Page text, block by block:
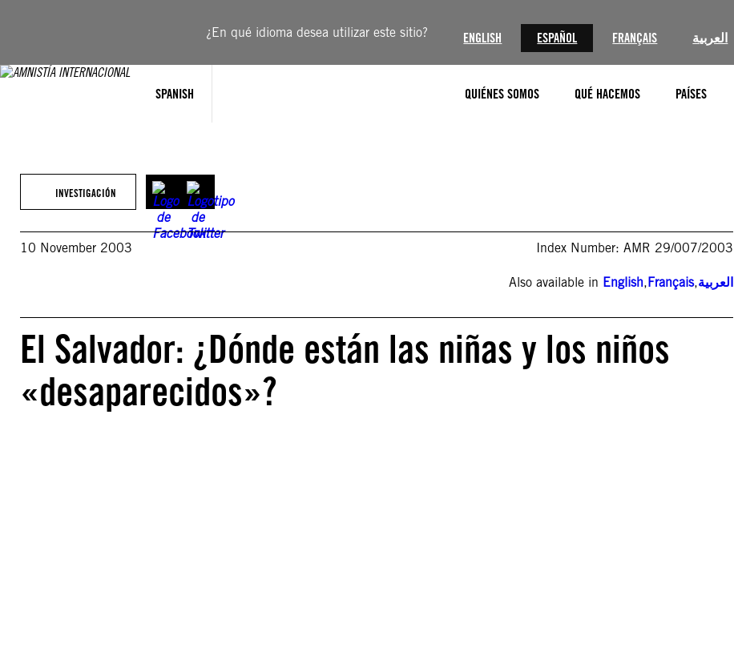
¿En qué idioma desea utilizar este sitio? ENGLISH ESPAÑOL FRANÇAIS العربية
SPANISH QUIÉNES SOMOS QUÉ HACEMOS PAÍSES
INVESTIGACIÓN
10 November 2003 Index Number: AMR 29/007/2003
Also available in English,Français,العربية
El Salvador: ¿Dónde están las niñas y los niños
«desaparecidos»?